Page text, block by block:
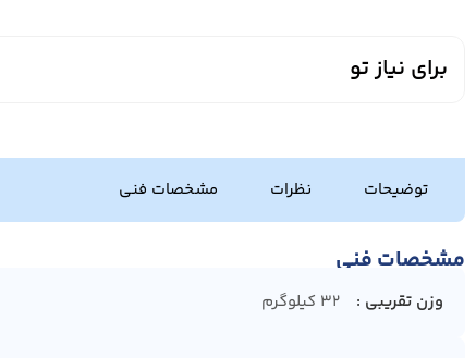
برای نیاز تو
توضیحات نظرات مشخصات فنی
مشخصات فنی
وزن تقریبی 32 کیلوگرم